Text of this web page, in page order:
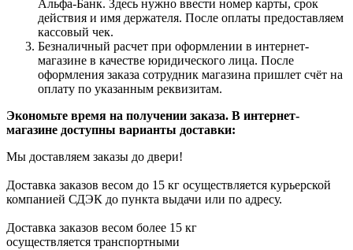
Альфа-Банк. Здесь нужно ввести номер карты, срок
действия и имя держателя. После оплаты предоставляем
кассовый чек.
Безналичный расчет при оформлении в интернет-
магазине в качестве юридического лица. После
оформления заказа сотрудник магазина пришлет счёт на
оплату по указанным реквизитам.
Экономьте время на получении заказа. В интернет-
магазине доступны варианты доставки:
Мы доставляем заказы до двери!
Доставка заказов весом до 15 кг осуществляется курьерской
компанией СДЭК до пункта выдачи или по адресу.
Доставка заказов весом более 15 кг
осуществляется транспортными